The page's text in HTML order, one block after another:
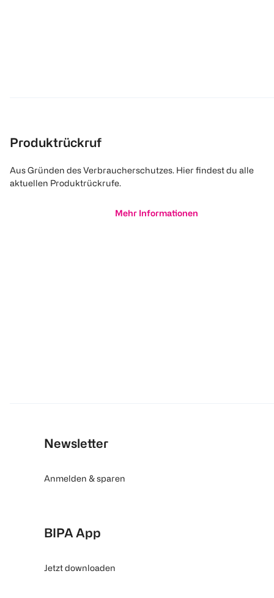
Produktrückruf
Aus Gründen des Verbraucherschutzes. Hier findest du alle
aktuellen Produktrückrufe.
Mehr Informationen
Newsletter
Anmelden & sparen
BIPA App
Jetzt downloaden